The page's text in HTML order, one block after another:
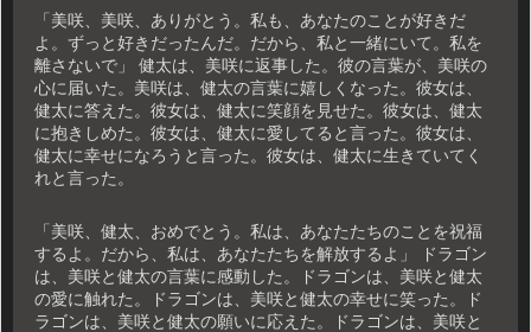
「美咲、美咲、ありがとう。私も、あなたのことが好きだ
よ。ずっと好きだったんだ。だから、私と一緒にいて。私を
離さないで」 健太は、美咲に返事した。彼の言葉が、美咲の
心に届いた。美咲は、健太の言葉に嬉しくなった。彼女は、
健太に答えた。彼女は、健太に笑顔を見せた。彼女は、健太
に抱きしめた。彼女は、健太に愛してると言った。彼女は、
健太に幸せになろうと言った。彼女は、健太に生きていてく
れと言った。
「美咲、健太、おめでとう。私は、あなたたちのことを祝福
するよ。だから、私は、あなたたちを解放するよ」 ドラゴン
は、美咲と健太の言葉に感動した。ドラゴンは、美咲と健太
の愛に触れた。ドラゴンは、美咲と健太の幸せに笑った。ド
ラゴンは、美咲と健太の願いに応えた。ドラゴンは、美咲と